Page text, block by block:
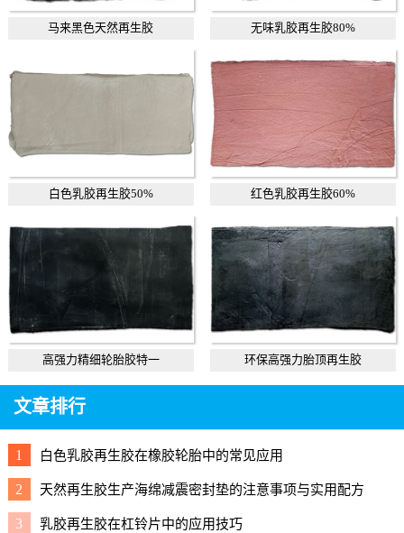
马来黑色天然再生胶 无味乳胶再生胶80%
白色乳胶再生胶50% 红色乳胶再生胶60%
高强力精细轮胎胶特一 环保高强力胎顶再生胶
文章排行
1 白色乳胶再生胶在橡胶轮胎中的常见应用
2 天然再生胶生产海绵减震密封垫的注意事项与实用配方
3 乳胶再生胶在杠铃片中的应用技巧